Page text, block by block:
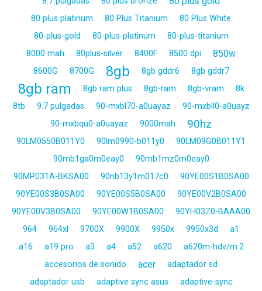
80 plus platinum 80 Plus Titanium
80 Plus White
80-plus-gold
80-plus-platinum
80-plus-titanium
8000 mah
80plus-silver 8400F 8500 dpi 850w
8600G 8700G 8gb 8gb gddr6 8gb gddr7
8gb ram 8gb ram plus 8gb-ram 8gb-vram
8k
8tb
9.7 pulgadas 90-mxbl70-a0uayaz
90-mxbll0-a0uayz
90-mxbqu0-a0uayaz
9000mah 90hz
90LM0550B011Y0 90lm0990-b011y0
90LM09G0B011Y1
90mb1ga0m0eay0
90mb1mz0m0eay0
90MP031A-BKSA00
90nb13y1m017c0
90YE00S1B0SA00
90YE00S3B0SA00
90YE00S5B0SA00
90YE00V2B0SA00
90YE00V3B0SA00
90YE00W1B0SA00
90YH03Z0-BAAA00
964
964xl 9700X 9900X 9950x 9950x3d
a1
a16
a19 pro a3 a4 a52 a620
a620m-hdv/m.2
accesorios de sonido
acer
adaptador sd
adaptador usb
adaptive sync asus adaptive-sync